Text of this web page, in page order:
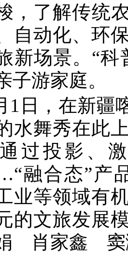
，了解传统
自动化、环
新场景。“
子游家庭。
1日，在新疆
水舞秀在此
过投影、
融合态”产
业等领域有
的文旅发
肖家鑫 窦